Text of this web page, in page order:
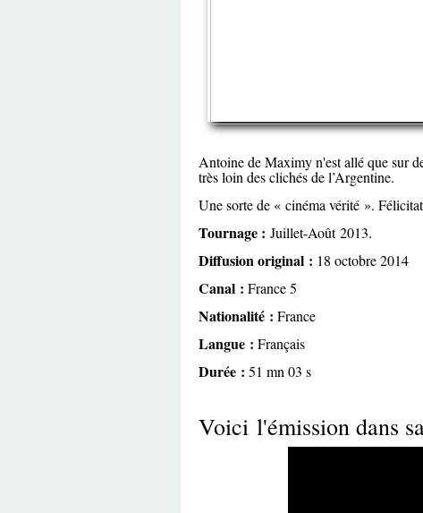
Antoine de Maximy n'est allé que sur
très loin des clichés de l’Argentine.
Une sorte de « cinéma vérité ».
Tournage : Juillet-Août 2013.
Diffusion original : 18 octobre 2014
Canal : France 5
Nationalité : France
Langue : Français
Durée : 51 mn 03 s
Voici l'émission dans